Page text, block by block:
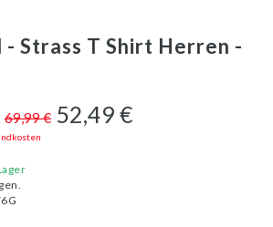
- Strass T Shirt Herren -
69,99 € 52,49 €